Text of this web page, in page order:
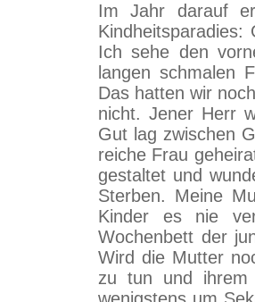
Im Jahr darauf
Kindheitsparadies:
Ich sehe den
langen schmalen
Das hatten wir
nicht. Jener Herr
Gut lag zwischen
reiche Frau
gestaltet und
Sterben. Meine
Kinder es nie
Wochenbett der
Wird die Mutter
zu tun und ihrem